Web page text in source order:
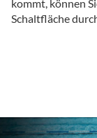
kommt, können
Schaltfläche